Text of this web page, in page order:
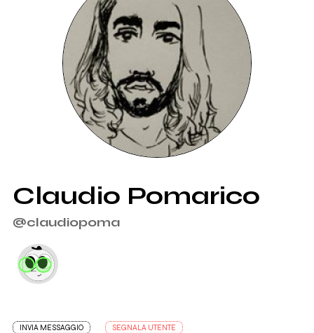
RADIO
Claudio Pomarico
@claudiopoma
INVIA MESSAGGIO SEGNALA UTENTE